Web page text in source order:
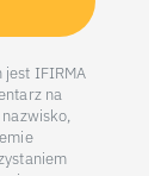
jest IFIRMA
na